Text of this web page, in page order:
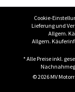
Cookie-
Lieferung und
Allgem.
Allgem.
* Alle Preise inkl.
© 2026 MV